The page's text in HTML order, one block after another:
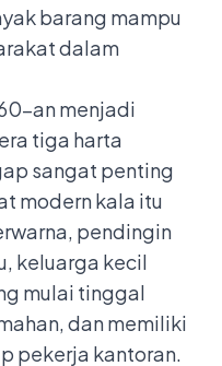
barang mampu
dalam
an menjadi
tiga harta
sangat penting
modern kala itu
pendingin
keluarga kecil
mulai tinggal
dan memiliki
pekerja kantoran.